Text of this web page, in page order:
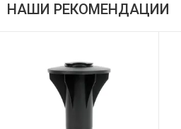
НАШИ РЕКОМЕНДАЦИИ